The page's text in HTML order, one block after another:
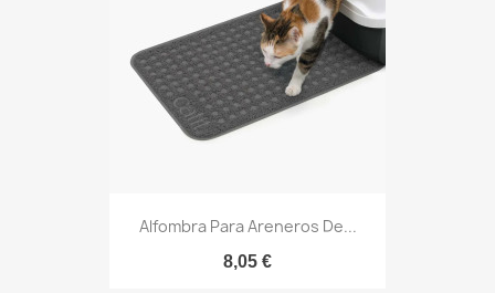
Alfombra Para Areneros De...
8,05 €